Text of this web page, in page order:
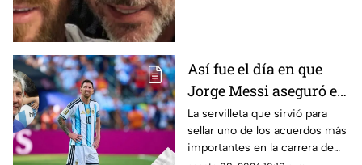
Así fue el día en que
Jorge Messi aseguró el
futuro de Lionel con
una servilleta
La servilleta que sirvió para
sellar uno de los acuerdos más
importantes en la carrera de